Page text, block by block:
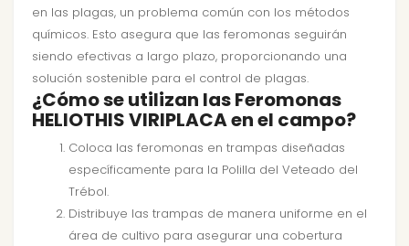
en las plagas, un problema común con los métodos
químicos. Esto asegura que las feromonas seguirán
siendo efectivas a largo plazo, proporcionando una
solución sostenible para el control de plagas.
¿Cómo se utilizan las Feromonas
HELIOTHIS VIRIPLACA en el campo?
Coloca las feromonas en trampas diseñadas
específicamente para la Polilla del Veteado del
Trébol.
Distribuye las trampas de manera uniforme en el
área de cultivo para asegurar una cobertura